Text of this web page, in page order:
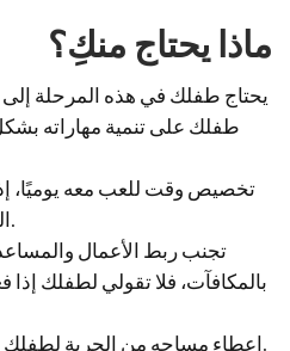
ماذا يحتاج منكِ؟
يحتاج طفلك في هذه المرحلة إلى
طفلك على تنمية مهاراته
تخصيص وقت للعب معه يوميًا،
الطفل لمعنى المشاركة.
تجنب ربط الأعمال
بالمكافآت، فلا تقولي لطفلك
اعطاء مساحه من الحرية لطفلك للتجريب والاستكشاف.